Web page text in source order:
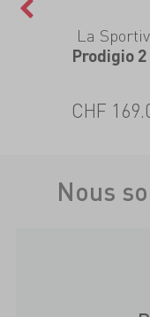
La
Prodigio 2
CHF
Nous